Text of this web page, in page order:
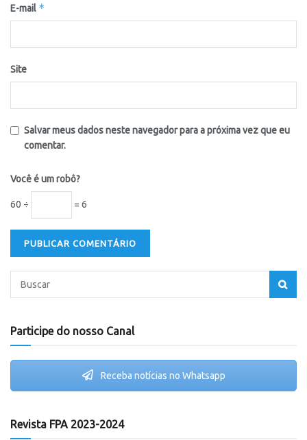
E-mail *
Site
Salvar meus dados neste navegador para a próxima vez que eu
comentar.
Você é um robô?
60 ÷ = 6
Participe do nosso Canal
Receba notícias no Whatsapp
Revista FPA 2023-2024